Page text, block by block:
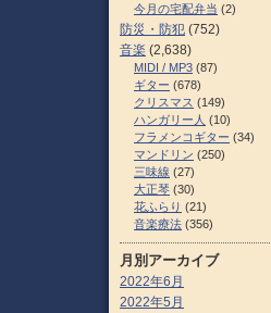
今月の宅配弁当 (2)
防災・防犯 (752)
音楽 (2,638)
MIDI / MP3 (87)
ギター (678)
クリスマス (149)
ハンガリー人 (10)
フラメンコギター (34)
マンドリン (250)
三味線 (27)
大正琴 (30)
花ふらり (21)
音楽療法 (356)
月別アーカイブ
2022年6月
2022年5月